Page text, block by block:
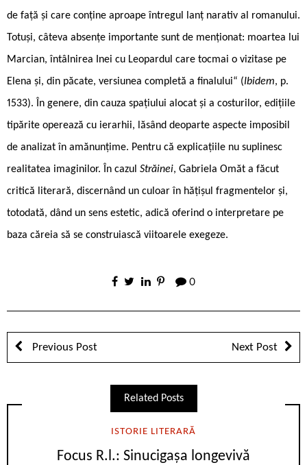
de față și care conține aproape întregul lanț narativ al romanului.
Totuși, câteva absențe importante sunt de menționat: moartea lui
Marcian, întâlnirea Inei cu Leopardul care tocmai o vizitase pe
Elena și, din păcate, versiunea completă a finalului“ (Ibidem, p.
1533). În genere, din cauza spațiului alocat și a costurilor, edițiile
tipărite operează cu ierarhii, lăsând deoparte aspecte imposibil
de analizat în amănunțime. Pentru că explicațiile nu suplinesc
realitatea imaginilor. În cazul Străinei, Gabriela Omăt a făcut
critică literară, discernând un culoar în hățișul fragmentelor și,
totodată, dând un sens estetic, adică oferind o interpretare pe
baza căreia să se construiască viitoarele exegeze.
0
Previous Post Next Post
Related Posts
ISTORIE LITERARĂ
Focus R.l.: Sinucigașa longevivă